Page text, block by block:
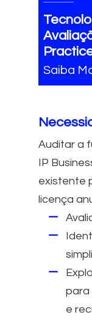
Saiba
Auditar a
IP
existente
licença
para
e